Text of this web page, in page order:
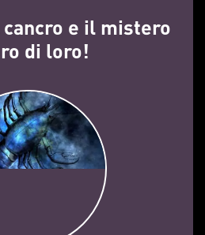
cancro e il mistero
di loro!